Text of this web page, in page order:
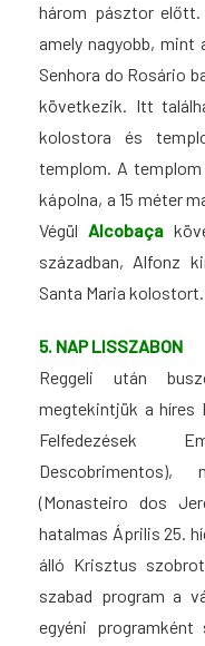
három pásztor
amely nagyobb,
Senhora do Rosário
következik. Itt
kolostora és
templom. A templom
kápolna, a 15 méter
Végül Alcobaça
században, Alfonz
Santa Maria
5. NAP LISSZABON
Reggeli után
megtekintjük a híres
Felfedezések
(Monasteiro dos
hatalmas Április 25.
álló Krisztus
szabad program a
egyéni